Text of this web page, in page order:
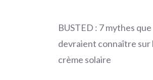
BUSTED : 7 mythes
devraient connaître sur
crème solaire